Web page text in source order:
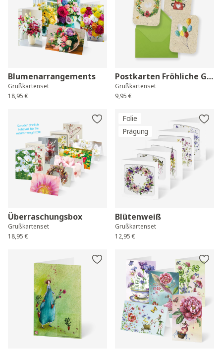
Blumenarrangements
Grußkartenset
18,95 €
Postkarten Fröhliche Grüße
Grußkartenset
9,95 €
Überraschungsbox
Grußkartenset
18,95 €
Folie
Prägung
Blütenweiß
Grußkartenset
12,95 €